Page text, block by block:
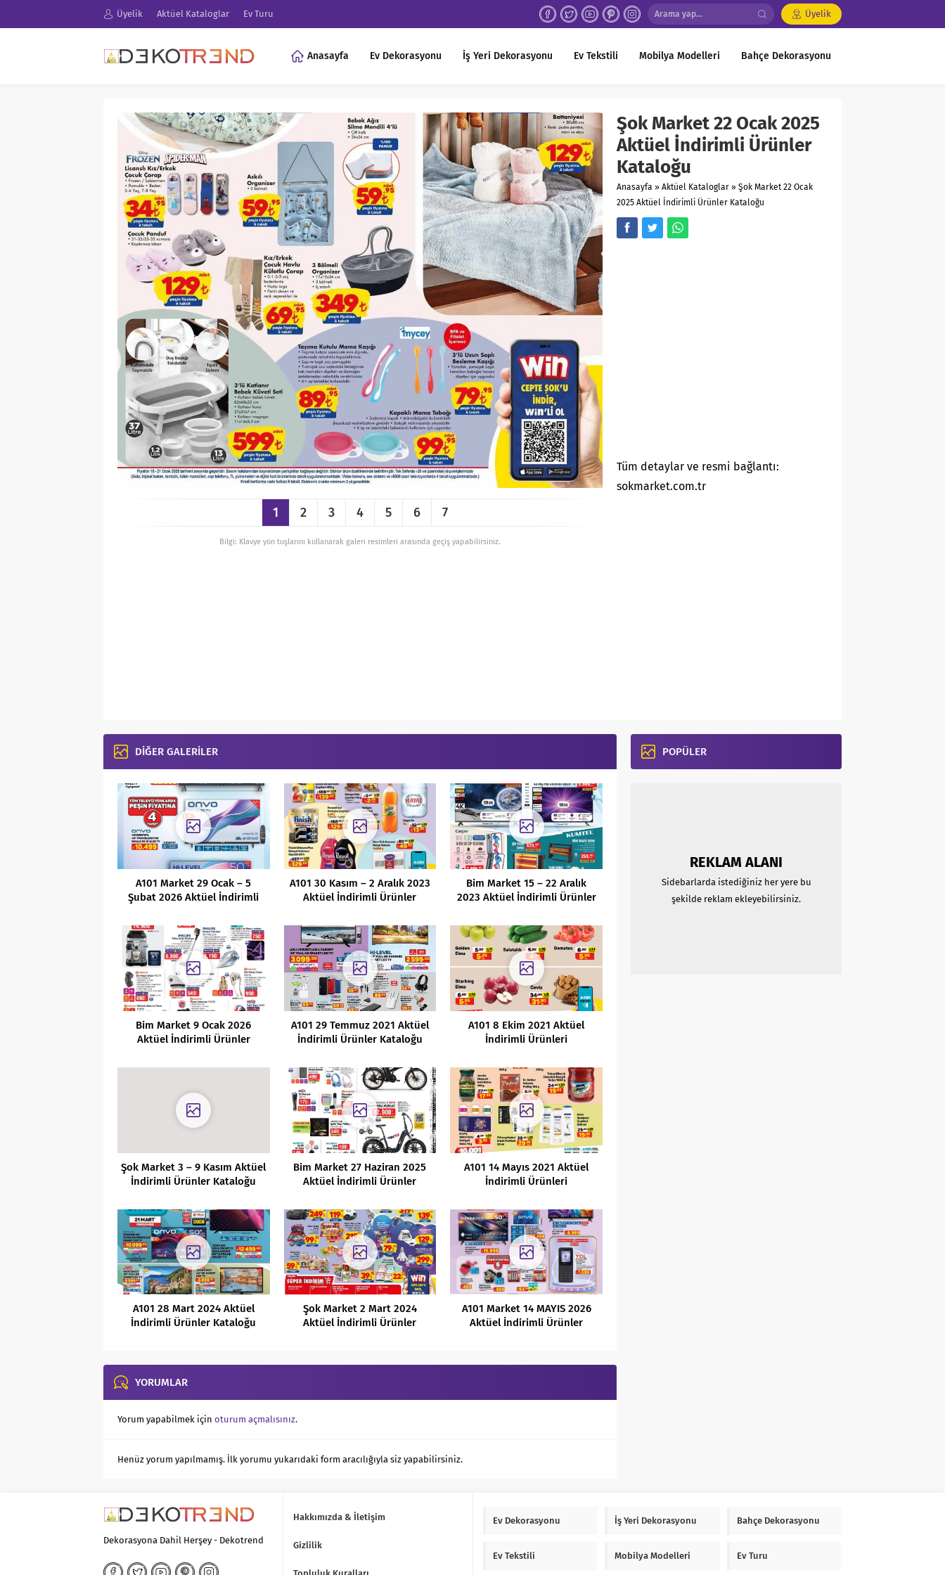
Üyelik Aktüel Kataloglar Ev Turu Üyelik
Anasayfa Ev Dekorasyonu İş Yeri Dekorasyonu Ev Tekstili Mobilya Modelleri Bahçe Dekorasyonu
1 2 3 4 5 6 7
Bilgi: Klavye yön tuşlarını kullanarak galeri resimleri arasında geçiş yapabilirsiniz.
Şok Market 22 Ocak 2025
Aktüel İndirimli Ürünler
Kataloğu
Anasayfa » Aktüel Kataloglar » Şok Market 22 Ocak
2025 Aktüel İndirimli Ürünler Kataloğu
Tüm detaylar ve resmi bağlantı:
sokmarket.com.tr
DİĞER GALERİLER
A101 Market 29 Ocak – 5
Şubat 2026 Aktüel İndirimli
A101 30 Kasım – 2 Aralık 2023
Aktüel İndirimli Ürünler
Bim Market 15 – 22 Aralık
2023 Aktüel İndirimli Ürünler
Bim Market 9 Ocak 2026
Aktüel İndirimli Ürünler
A101 29 Temmuz 2021 Aktüel
İndirimli Ürünler Kataloğu
A101 8 Ekim 2021 Aktüel
İndirimli Ürünleri
Şok Market 3 – 9 Kasım Aktüel
İndirimli Ürünler Kataloğu
Bim Market 27 Haziran 2025
Aktüel İndirimli Ürünler
A101 14 Mayıs 2021 Aktüel
İndirimli Ürünleri
A101 28 Mart 2024 Aktüel
İndirimli Ürünler Kataloğu
Şok Market 2 Mart 2024
Aktüel İndirimli Ürünler
A101 Market 14 MAYIS 2026
Aktüel İndirimli Ürünler
YORUMLAR
Yorum yapabilmek için oturum açmalısınız.
Henüz yorum yapılmamış. İlk yorumu yukarıdaki form aracılığıyla siz yapabilirsiniz.
POPÜLER
REKLAM ALANI
Sidebarlarda istediğiniz her yere bu
şekilde reklam ekleyebilirsiniz.
Dekorasyona Dahil Herşey - Dekotrend
Hakkımızda & İletişim
Gizlilik
Ev Dekorasyonu İş Yeri Dekorasyonu Bahçe Dekorasyonu
Ev Tekstili Mobilya Modelleri Ev Turu